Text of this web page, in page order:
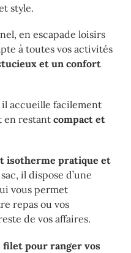
style.
en escapade loisirs
à toutes vos activités
et un confort
il accueille facilement
en restant compact et
isotherme pratique et
il dispose d’une
vous permet
repas ou vos
de vos affaires.
filet pour ranger vos